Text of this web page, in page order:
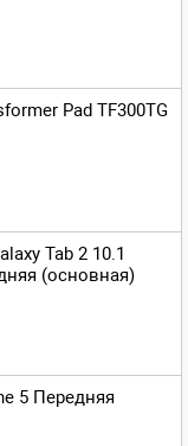
Pad TF300TG
Tab 2 10.1
(основная)
5 Передняя